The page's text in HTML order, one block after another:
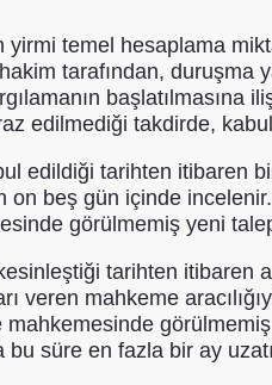
temel hesaplama
tarafından, duruşma
edilmediği takdirde,
edildiği tarihten itibaren
beş gün içinde
görülmemiş yeni
tarihten itibaren
veren mahkeme
süre en fazla bir ay